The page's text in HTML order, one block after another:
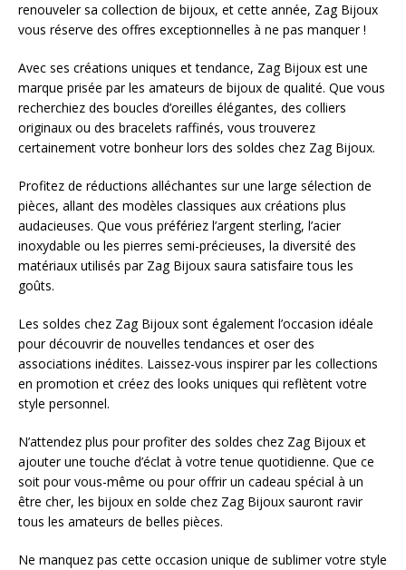
renouveler sa collection de bijoux, et cette année, Zag Bijoux
vous réserve des offres exceptionnelles à ne pas manquer !
Avec ses créations uniques et tendance, Zag Bijoux est une
marque prisée par les amateurs de bijoux de qualité. Que vous
recherchiez des boucles d’oreilles élégantes, des colliers
originaux ou des bracelets raffinés, vous trouverez
certainement votre bonheur lors des soldes chez Zag Bijoux.
Profitez de réductions alléchantes sur une large sélection de
pièces, allant des modèles classiques aux créations plus
audacieuses. Que vous préfériez l’argent sterling, l’acier
inoxydable ou les pierres semi-précieuses, la diversité des
matériaux utilisés par Zag Bijoux saura satisfaire tous les
goûts.
Les soldes chez Zag Bijoux sont également l’occasion idéale
pour découvrir de nouvelles tendances et oser des
associations inédites. Laissez-vous inspirer par les collections
en promotion et créez des looks uniques qui reflètent votre
style personnel.
N’attendez plus pour profiter des soldes chez Zag Bijoux et
ajouter une touche d’éclat à votre tenue quotidienne. Que ce
soit pour vous-même ou pour offrir un cadeau spécial à un
être cher, les bijoux en solde chez Zag Bijoux sauront ravir
tous les amateurs de belles pièces.
Ne manquez pas cette occasion unique de sublimer votre style